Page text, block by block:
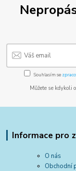
Souhlasím se
Můžete se
Informace pro
O nás
Obchodní